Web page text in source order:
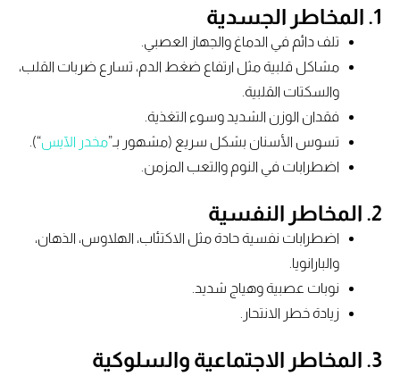
المخاطر الجسدية
تلف دائم في الدماغ والجهاز العصبي.
مشاكل قلبية مثل ارتفاع ضغط الدم، تسارع ضربات القلب،
والسكتات القلبية.
فقدان الوزن الشديد وسوء التغذية.
تسوس الأسنان بشكل سريع (مشهور بـ” مخدر الآيس “).
اضطرابات في النوم والتعب المزمن.
2. المخاطر النفسية
اضطرابات نفسية حادة مثل الاكتئاب، الهلاوس، الذهان،
والبارانويا.
نوبات عصبية وهياج شديد.
زيادة خطر الانتحار.
3. المخاطر الاجتماعية والسلوكية